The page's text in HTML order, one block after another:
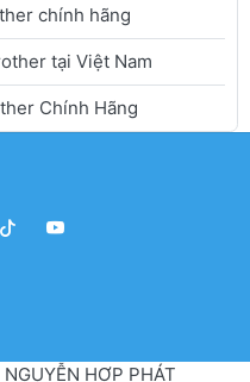
chính hãng
tại Việt Nam
Chính Hãng
HỢP PHÁT